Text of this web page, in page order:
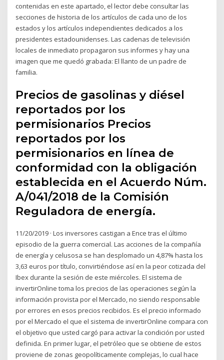
contenidas en este apartado, el lector debe consultar las
secciones de historia de los artículos de cada uno de los
estados y los artículos independientes dedicados a los
presidentes estadounidenses. Las cadenas de televisión
locales de inmediato propagaron sus informes y hay una
imagen que me quedó grabada: El llanto de un padre de
familia.
Precios de gasolinas y diésel
reportados por los
permisionarios Precios
reportados por los
permisionarios en línea de
conformidad con la obligación
establecida en el Acuerdo Núm.
A/041/2018 de la Comisión
Reguladora de energía.
11/20/2019 · Los inversores castigan a Ence tras el último
episodio de la guerra comercial. Las acciones de la compañía
de energía y celusosa se han desplomado un 4,87% hasta los
3,63 euros por título, convirtiéndose así en la peor cotizada del
Ibex durante la sesión de este miércoles. El sistema de
invertirOnline toma los precios de las operaciones según la
información provista por el Mercado, no siendo responsable
por errores en esos precios recibidos. Es el precio informado
por el Mercado el que el sistema de invertirOnline compara con
el objetivo que usted cargó para activar la condición por usted
definida. En primer lugar, el petróleo que se obtiene de estos
proviene de zonas geopolíticamente complejas, lo cual hace